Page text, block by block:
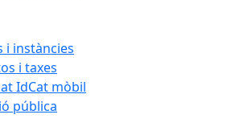
i instàncies
i taxes
IdCat mòbil
pública